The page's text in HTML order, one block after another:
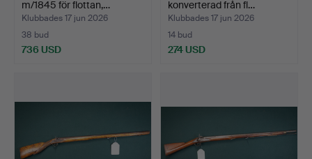
m/1845 för flottan,…
Klubbades 17 jun 2026
38 bud
736 USD
konverterad från fl…
Klubbades 17 jun 2026
14 bud
274 USD